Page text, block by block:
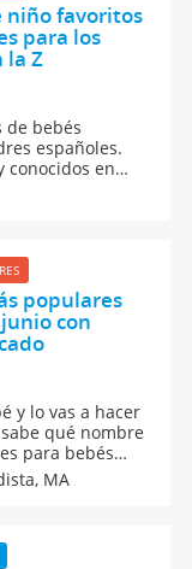
niño favoritos
para los
la Z
de bebés
españoles.
conocidos en
varones,
¿Qué
populares
con
y lo vas a hacer
qué nombre
para bebés
guía de
bebé según el
MA